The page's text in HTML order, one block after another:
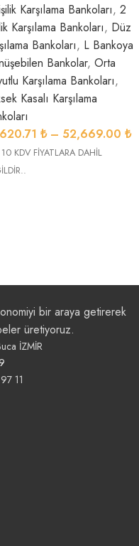
Karşılama Bankoları, 2
Karşılama Bankoları, Düz
Bankoları, L Bankoya
Bankolar, Orta
Karşılama Bankoları,
Kasalı Karşılama
₺ – 52,669.00 ₺
KDV FİYATLARA DAHİL
bir araya getirerek
üretiyoruz.
İZMİR
11